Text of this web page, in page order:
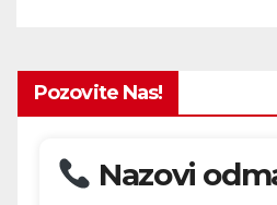
Pozovite Nas!
Nazovi